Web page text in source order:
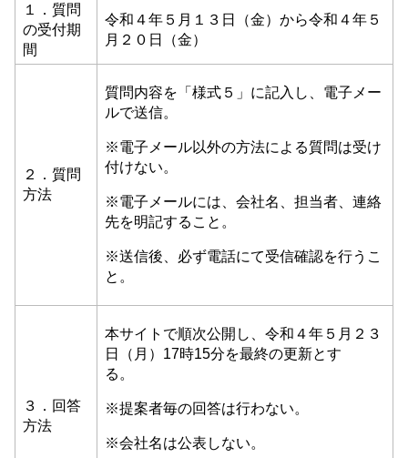
１．質問
の受付期
間
令和４年５月１３日（金）から令和４年５
月２０日（金）
２．質問
方法
質問内容を「様式５」に記入し、電子メー
ルで送信。
※電子メール以外の方法による質問は受け
付けない。
※電子メールには、会社名、担当者、連絡
先を明記すること。
※送信後、必ず電話にて受信確認を行うこ
と。
３．回答
方法
本サイトで順次公開し、令和４年５月２３
日（月）17時15分を最終の更新とす
る。
※提案者毎の回答は行わない。
※会社名は公表しない。